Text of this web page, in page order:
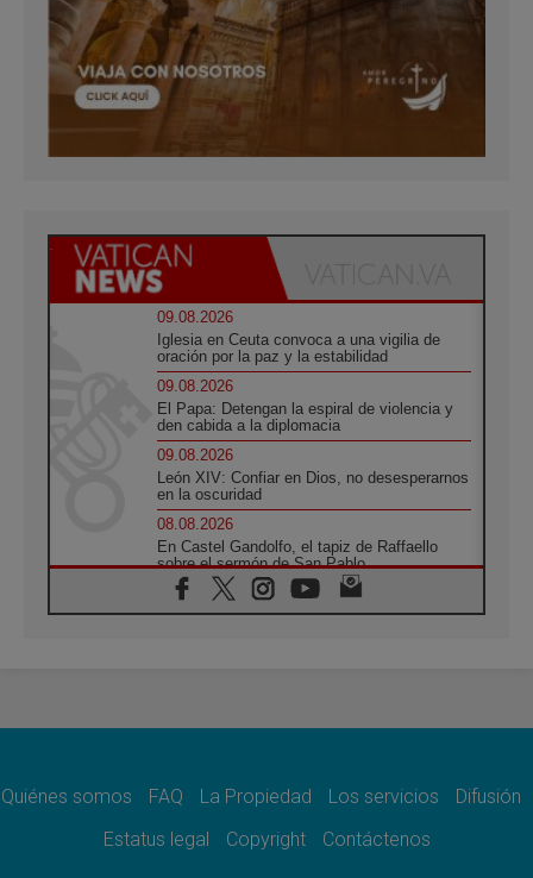
09.08.2026
Iglesia en Ceuta convoca a una vigilia de
oración por la paz y la estabilidad
09.08.2026
El Papa: Detengan la espiral de violencia y
den cabida a la diplomacia
09.08.2026
León XIV: Confiar en Dios, no desesperarnos
en la oscuridad
08.08.2026
En Castel Gandolfo, el tapiz de Raffaello
sobre el sermón de San Pablo
08.08.2026
En Colombia, «la paz no se compra con una
08.08.2026
08.08.2026
del Buen Consejo de Genazzano
Quiénes somos FAQ La Propiedad Los servicios
Difusión
Estatus legal
Copyright Contáctenos